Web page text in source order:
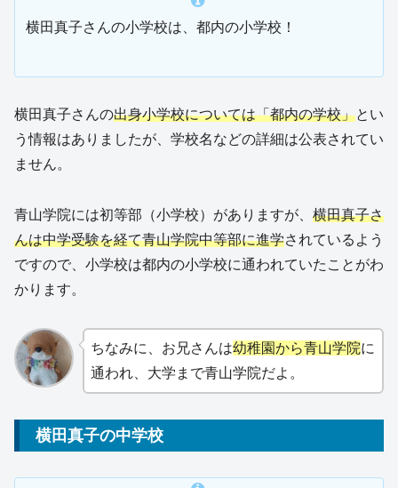
横田真子さんの小学校は、都内の小学校！
横田真子さんの出身小学校については「都内の学校」とい
う情報はありましたが、学校名などの詳細は公表されてい
ません。
青山学院には初等部（小学校）がありますが、 横田真子さ
んは中学受験を経て青山学院中等部に進学されているよう
ですので、小学校は都内の小学校に通われていたことがわ
かります。
ちなみに、お兄さんは幼稚園から青山学院に
通われ、大学まで青山学院だよ。
横田真子の中学校